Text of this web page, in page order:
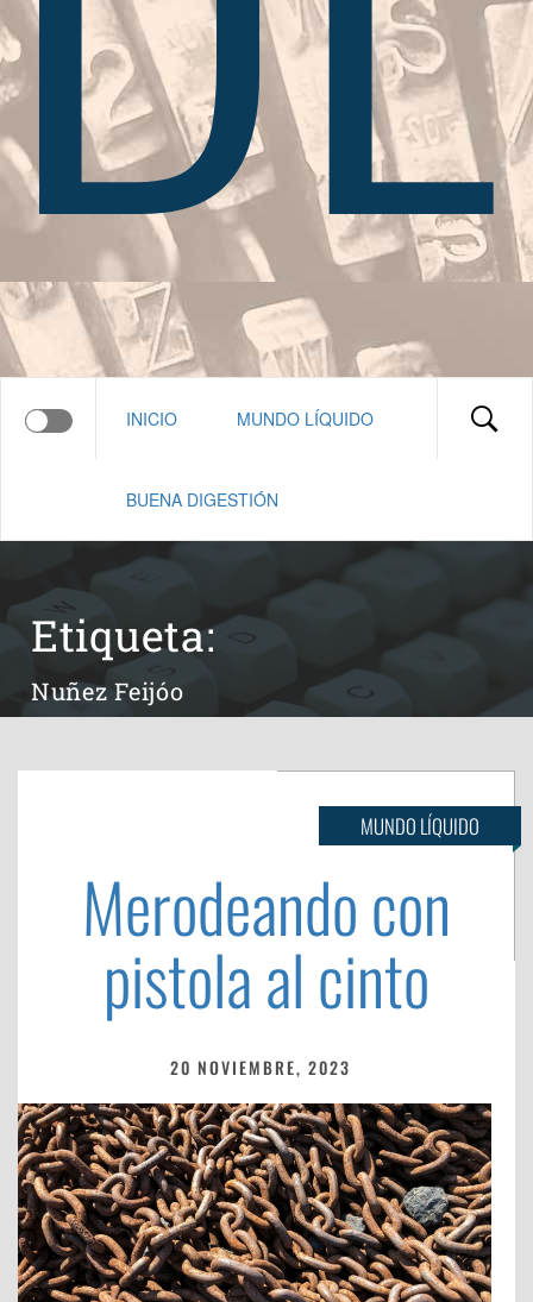
INICIO MUNDO LÍQUIDO
BUENA DIGESTIÓN
Etiqueta:
Nuñez Feijóo
MUNDO LÍQUIDO
Merodeando con
pistola al cinto
20 NOVIEMBRE, 2023